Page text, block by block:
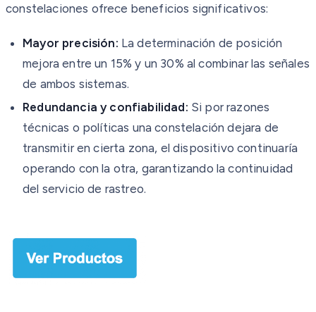
constelaciones ofrece beneficios significativos:
Mayor precisión: La determinación de posición
mejora entre un 15% y un 30% al combinar las señales
de ambos sistemas.
Redundancia y confiabilidad: Si por razones
técnicas o políticas una constelación dejara de
transmitir en cierta zona, el dispositivo continuaría
operando con la otra, garantizando la continuidad
del servicio de rastreo.